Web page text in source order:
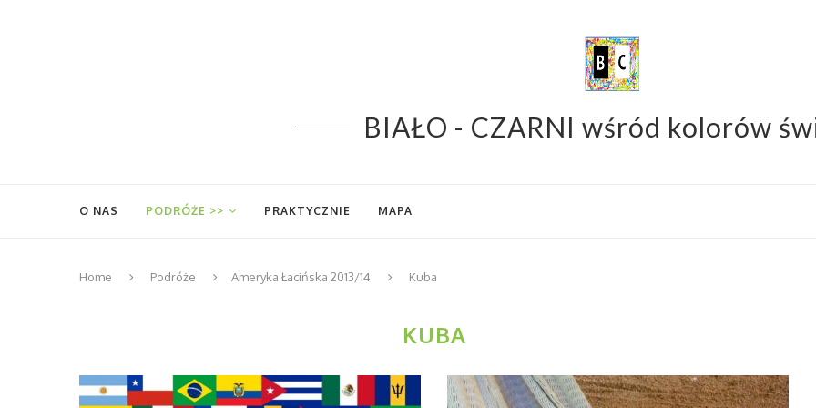
BIAŁO - CZARNI wśród kolorów
O NAS PODRÓŻE >> PRAKTYCZNIE MAPA
Home Podróże Ameryka Łacińska 2013/14 Kuba
KUBA